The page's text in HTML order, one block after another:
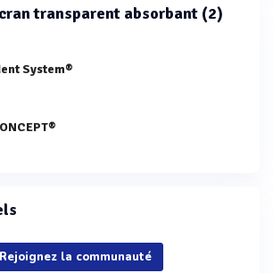
transparent absorbant (2)
System®
Rejoignez la communauté